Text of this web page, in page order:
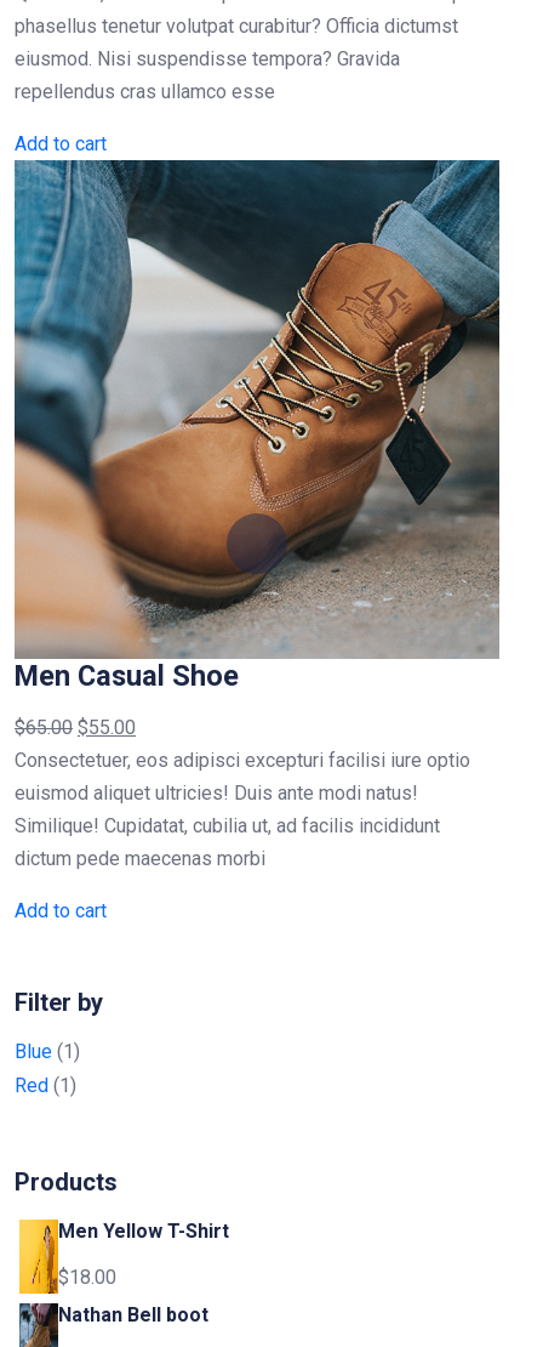
phasellus tenetur volutpat curabitur? Officia dictumst
eiusmod. Nisi suspendisse tempora? Gravida
repellendus cras ullamco esse
Add to cart
Men Casual Shoe
$65.00 $55.00
Consectetuer, eos adipisci excepturi facilisi iure optio
euismod aliquet ultricies! Duis ante modi natus!
Similique! Cupidatat, cubilia ut, ad facilis incididunt
dictum pede maecenas morbi
Add to cart
Filter by
Blue (1)
Red (1)
Products
Men Yellow T-Shirt
$18.00
Nathan Bell boot